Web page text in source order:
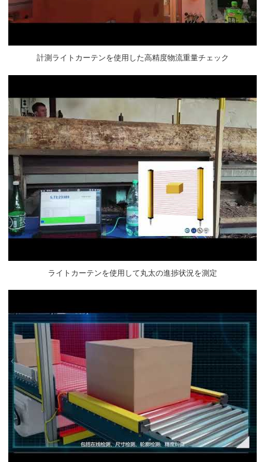
計測ライトカーテンを使用した高精度物流重量チェック
ライトカーテンを使用して丸太の進捗状況を測定